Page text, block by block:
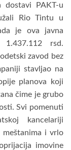
dostavi PAKT-u
Rio Tintu u
je ova javna
1.437.112 rsd.
zavod bez
stavljao na
planova koji
čime je grubo
Svi pomenuti
kancelariji
meštanima i vrlo
imovine